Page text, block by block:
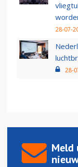
28-07-
28-
Meld